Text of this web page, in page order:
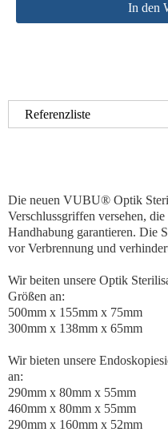
In den
Referenzliste
Die neuen VUBU® Optik
Verschlussgriffen versehen,
Handhabung garantieren. Die
vor Verbrennung und
Wir beiten unsere Optik
Größen an:
500mm x 155mm x 75mm
300mm x 138mm x 65mm
Wir bieten unsere
an:
290mm x 80mm x 55mm
460mm x 80mm x 55mm
290mm x 160mm x 52mm